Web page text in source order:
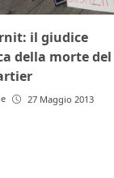
il giudice
della morte del
27 Maggio 2013